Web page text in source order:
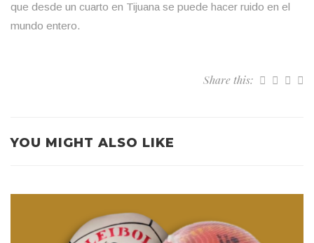
que desde un cuarto en Tijuana se puede hacer ruido en el
mundo entero.
Share this:
YOU MIGHT ALSO LIKE